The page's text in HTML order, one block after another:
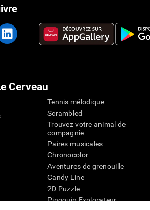
Cerveau
Tennis mélodique
Scrambled
Trouvez votre animal de
compagnie
Paires musicales
Chronocolor
Aventures de grenouille
Candy Line
2D Puzzle
Pingouin Explorateur